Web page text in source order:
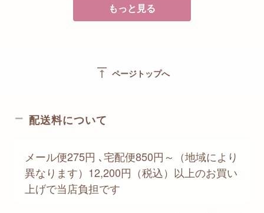
もっと見る
vertical_align_top ページトップへ
配送料について
メール便275円 ､宅配便850円～（地域により
異なります）12,200円（税込）以上のお買い
上げで当店負担です